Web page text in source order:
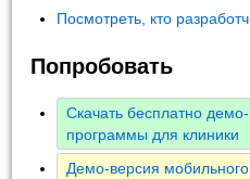
Посмотреть, кто
Попробовать
Скачать бесплатно
программы для клиники
Демо-версия